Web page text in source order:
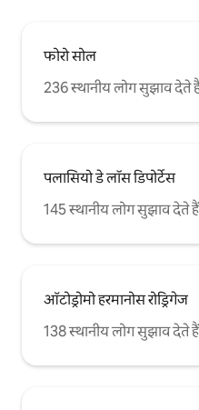
फोरो सोल
236 स्थानीय लोग सुझाव देते
पलासियो डे लॉस डिपोर्टेस
145 स्थानीय लोग सुझाव देते हैं
ऑटोड्रोमो हरमानोस रोड्रिगेज
138 स्थानीय लोग सुझाव देते हैं